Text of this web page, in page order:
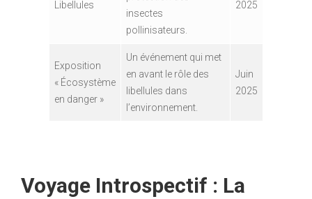
Libellules
insectes
pollinisateurs.
2025
Exposition
« Écosystème
en danger »
Un événement qui met
en avant le rôle des
libellules dans
l’environnement.
Juin
2025
Voyage Introspectif : La